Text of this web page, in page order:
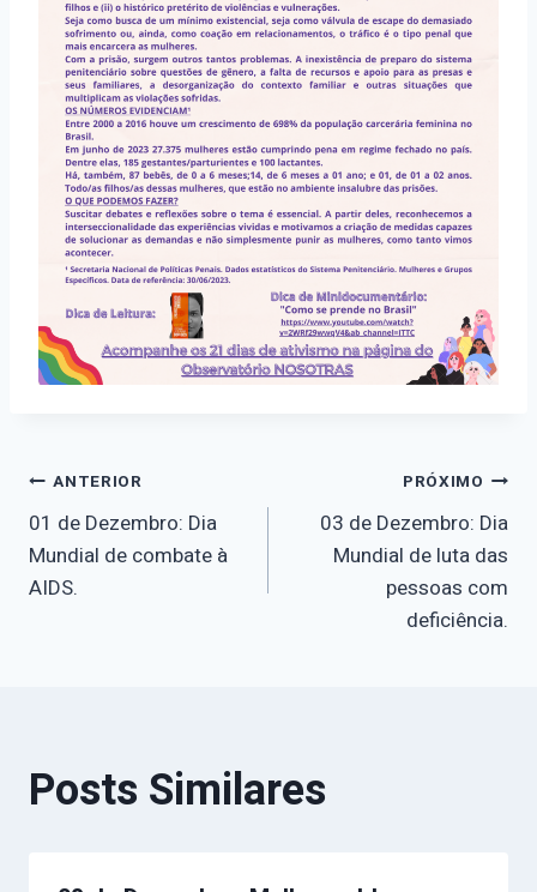
Navegação
de
ANTERIOR
01 de Dezembro: Dia
Mundial de combate à
AIDS.
PRÓXIMO
03 de Dezembro: Dia
Mundial de luta das
pessoas com
deficiência.
Posts Similares